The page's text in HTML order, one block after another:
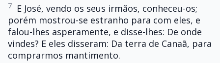
7
E José, vendo os seus irmãos, conheceu-os;
porém mostrou-se estranho para com eles, e
falou-lhes asperamente, e disse-lhes: De onde
vindes? E eles disseram: Da terra de Canaã, para
comprarmos mantimento.